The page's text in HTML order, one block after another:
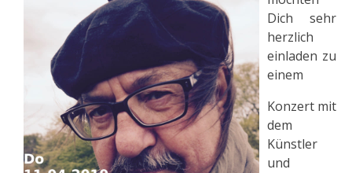
Dich sehr
herzlich
einladen zu
einem
Konzert mit
dem
Künstler
und